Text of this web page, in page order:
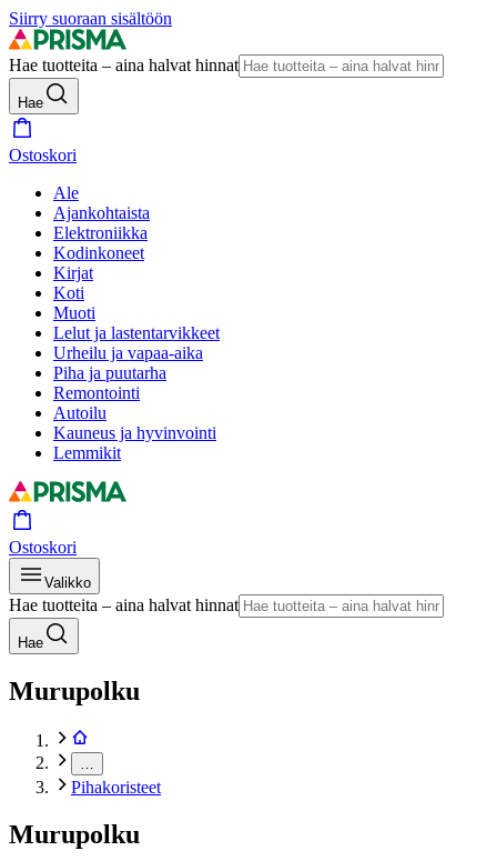
Siirry suoraan sisältöön
Hae tuotteita – aina halvat hinnat
Hae
Ostoskori
Ale
Ajankohtaista
Elektroniikka
Kodinkoneet
Kirjat
Koti
Muoti
Lelut ja lastentarvikkeet
Urheilu ja vapaa-aika
Piha ja puutarha
Remontointi
Autoilu
Kauneus ja hyvinvointi
Lemmikit
Ostoskori
Valikko
Hae tuotteita – aina halvat hinnat
Hae
Murupolku
Pihakoristeet
Murupolku